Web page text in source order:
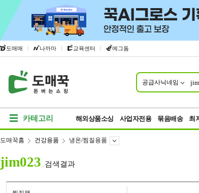
도매매 | 나까마 | 교육센터 | 에그돔
공급사닉네임
카테고리 해외상품소싱 사업자전용 묶음배송 최
도매꾹홈 건강용품 냉온/찜질용품
jim023 검색결과